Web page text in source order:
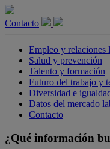
Contacto
Empleo y relaciones
Salud y prevención
Talento y formación
Futuro del trabajo y
Diversidad e
Datos del mercado
Contacto
¿Qué información